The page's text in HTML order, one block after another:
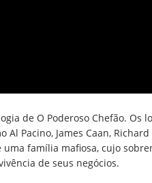
de O Poderoso Chefão. Os
Pacino, James Caan,
família mafiosa, cujo
de seus negócios.